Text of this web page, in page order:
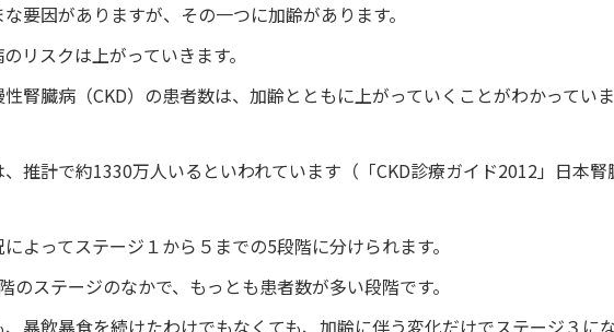
要因がありますが、その一つに加齢があります。
リスクは上がっていきます。
腎臓病（CKD）の患者数は、加齢とともに上がっていくことがわかっていま
推計で約1330万人いるといわれています（「CKD診療ガイド2012」日本腎
よってステージ１から５までの5段階に分けられます。
のステージのなかで、もっとも患者数が多い段階です。
暴飲暴食を続けたわけでもなくても、加齢に伴う変化だけでステージ３に